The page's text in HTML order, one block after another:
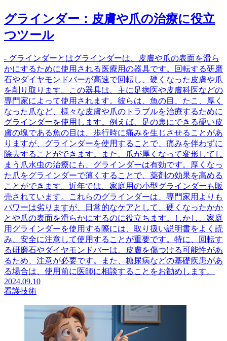
グラインダー：皮膚や爪の治療に役立
つツール
- グラインダーとはグラインダーは、皮膚や爪の表面を滑ら
かにするために使用される医療用の器具です。回転する研磨
石やダイヤモンドバーが高速で回転し、硬くなった皮膚や爪
を削り取ります。この器具は、主に足病医や皮膚科医などの
専門家によって使用されます。彼らは、魚の目、たこ、厚く
なった爪など、様々な皮膚や爪のトラブルを治療するために
グラインダーを使用します。例えば、足の裏にできる硬い皮
膚の塊である魚の目は、歩行時に痛みを生じさせることがあ
りますが、グラインダーを使用することで、痛みを伴わずに
除去することができます。また、爪が厚くなって変形してし
まう爪水虫の治療にも、グラインダーは有効です。厚くなっ
た爪をグラインダーで薄くすることで、薬剤の効果を高める
ことができます。近年では、家庭用の小型グラインダーも販
売されています。これらのグラインダーは、専門家用よりも
パワーは劣りますが、日常的なケアとして、硬くなったかか
とや爪の表面を滑らかにするのに役立ちます。しかし、家庭
用グラインダーを使用する際には、取り扱い説明書をよく読
み、安全に注意して使用することが重要です。特に、回転す
る研磨石やダイヤモンドバーは、皮膚を傷つける可能性があ
るため、注意が必要です。また、糖尿病などの基礎疾患があ
る場合は、使用前に医師に相談することをお勧めします。
2024.09.10
看護技術